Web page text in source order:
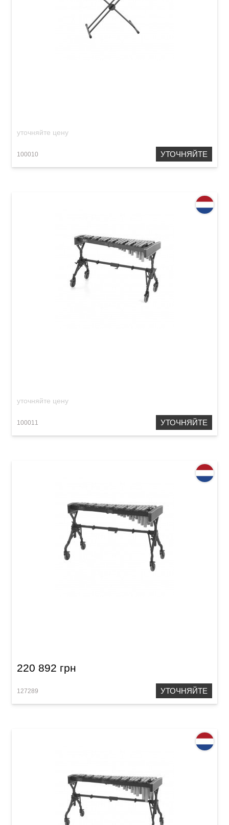
уточняйте цену
100010 УТОЧНЯЙТЕ
уточняйте цену
100011 УТОЧНЯЙТЕ
220 892 грн
127289 УТОЧНЯЙТЕ